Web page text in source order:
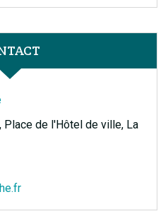
Place de l'Hôtel de ville, La